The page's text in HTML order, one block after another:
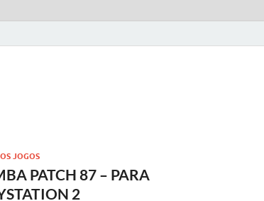
JOGOS
PATCH 87 – PARA
2